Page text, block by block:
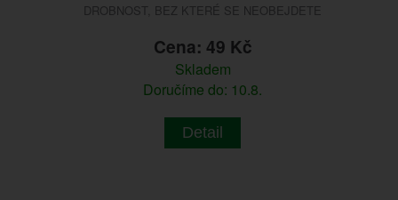
DROBNOST, BEZ KTERÉ SE NEOBEJDETE
Cena: 49 Kč
Skladem
Doručíme do: 10.8.
Detail